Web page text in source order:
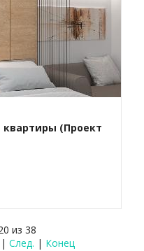
(Проект
из 38
| След. | Конец